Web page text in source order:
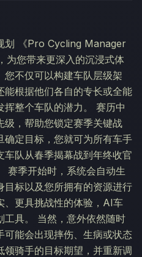
划 《Pro Cycling Manager
为您带来更深入的沉浸式体
不仅可以构建车队层级架
根据他们各自的专长或全能
挥整个车队的潜力。 赛历中
级，帮助您锁定赛季关键战
定目标，您就可为所有车手
队从春季揭幕战到年终收官
赛季开始时，系统会自动生
目标以及您所拥有的资源进行
、更具挑战性的体验，AI车
工具。 当然，意外依然随时
能会出现摔伤、生病或状态
骑手的目标期望，并重新调